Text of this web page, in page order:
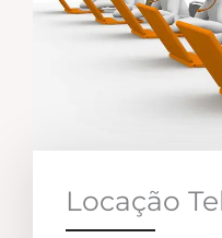
Locação